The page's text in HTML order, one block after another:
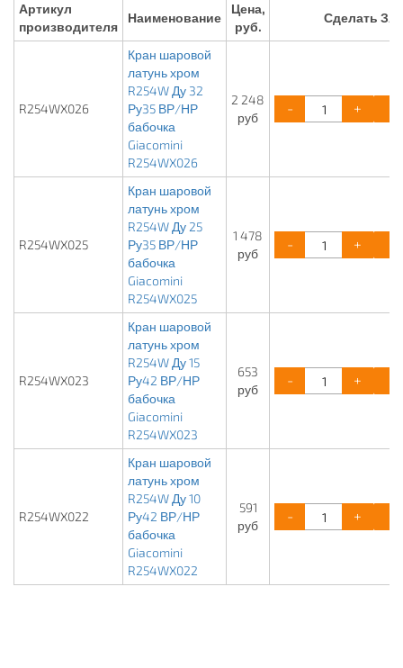
Артикул
производителя
Наименование
Цена,
руб.
Сделать
R254WX026
Кран шаровой
латунь хром
R254W Ду 32
Ру35 ВР/НР
бабочка
Giacomini
R254WX026
2 248
руб
- +
R254WX025
Кран шаровой
латунь хром
R254W Ду 25
Ру35 ВР/НР
бабочка
Giacomini
R254WX025
1 478
руб
- +
R254WX023
Кран шаровой
латунь хром
R254W Ду 15
Ру42 ВР/НР
бабочка
Giacomini
R254WX023
653
руб
- +
R254WX022
Кран шаровой
латунь хром
R254W Ду 10
Ру42 ВР/НР
бабочка
Giacomini
R254WX022
591
руб
- +